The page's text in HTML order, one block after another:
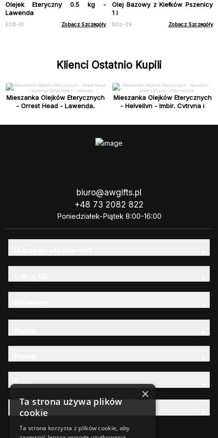
Olejek Eteryczny 0.5 kg -
Lawenda
EOB-01 Zobacz Szczegóły
Olej Bazowy z Kiełków Pszenicy
1 l
BOz-09 Zobacz Szczegóły
Klienci Ostatnio Kupili
Mieszanka Olejków Eterycznych
- Orrest Head - Lawenda,
Mieszanka Olejków Eterycznych
- Helvellyn - Imbir, Cytryna i
biuro@awgifts.pl
+48 73 2082 822
Poniedziałek-Piątek 8:00-16:00
O nas
Rodzina AW
×
Ta strona używa plików
cookie
Ta strona korzysta z plików cookie, aby